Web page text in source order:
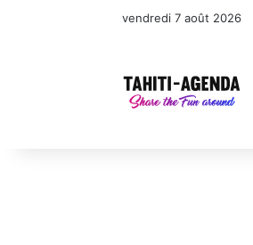
vendredi 7 août 2026